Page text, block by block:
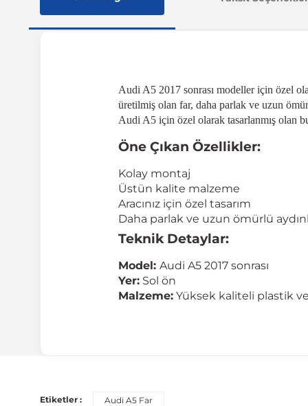
Audi A5 2017 sonrası modeller için özel
üretilmiş olan far, daha parlak ve uzun
Audi A5 için özel olarak tasarlanmış olan
Öne Çıkan Özellikler:
Kolay montaj
Üstün kalite malzeme
Aracınız için özel tasarım
Daha parlak ve uzun ömürlü
Teknik Detaylar:
Model: Audi A5 2017 sonrası
Yer: Sol ön
Malzeme: Yüksek kaliteli plastik
Etiketler : Audi A5 Far